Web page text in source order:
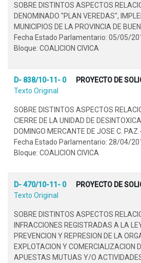
SOBRE DISTINTOS ASPECTOS
DENOMINADO "PLAN VEREDAS",
MUNICIPIOS DE LA PROVINCIA DE
Fecha Estado Parlamentario: 05/05/
Bloque: COALICION CIVICA
D- 838/10-11- 0
PROYECTO DE
Texto Original
SOBRE DISTINTOS ASPECTOS
CIERRE DE LA UNIDAD DE
DOMINGO MERCANTE DE JOSE C. PAZ.-.
Fecha Estado Parlamentario: 28/04/
Bloque: COALICION CIVICA
D- 470/10-11- 0
PROYECTO DE
Texto Original
SOBRE DISTINTOS ASPECTOS
INFRACCIONES REGISTRADAS A LA
PREVENCION Y REPRESION DE LA
EXPLOTACION Y COMERCIALIZACION
APUESTAS MUTUAS Y/O